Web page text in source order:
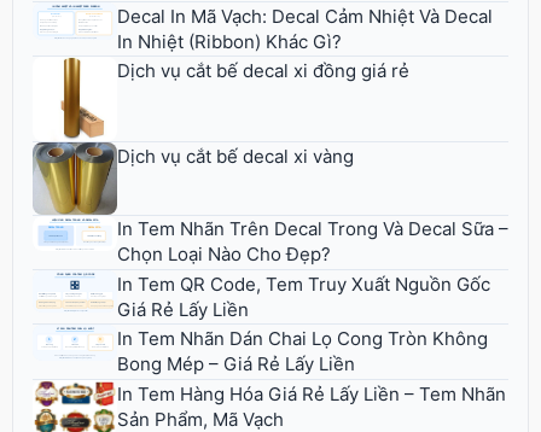
Decal In Mã Vạch: Decal Cảm Nhiệt Và Decal
In Nhiệt (Ribbon) Khác Gì?
Dịch vụ cắt bế decal xi đồng giá rẻ
Dịch vụ cắt bế decal xi vàng
In Tem Nhãn Trên Decal Trong Và Decal Sữa –
Chọn Loại Nào Cho Đẹp?
In Tem QR Code, Tem Truy Xuất Nguồn Gốc
Giá Rẻ Lấy Liền
In Tem Nhãn Dán Chai Lọ Cong Tròn Không
Bong Mép – Giá Rẻ Lấy Liền
In Tem Hàng Hóa Giá Rẻ Lấy Liền – Tem Nhãn
Sản Phẩm, Mã Vạch